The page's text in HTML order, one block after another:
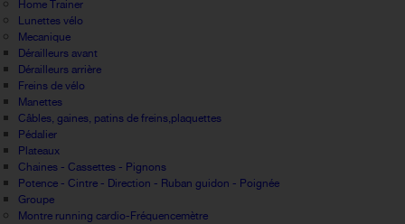
Home Trainer
Lunettes vélo
Mecanique
Dérailleurs avant
Dérailleurs arrière
Freins de vélo
Manettes
Câbles, gaines, patins de freins,plaquettes
Pédalier
Plateaux
Chaines - Cassettes - Pignons
Potence - Cintre - Direction - Ruban guidon - Poignée
Groupe
Montre running cardio-Fréquencemètre